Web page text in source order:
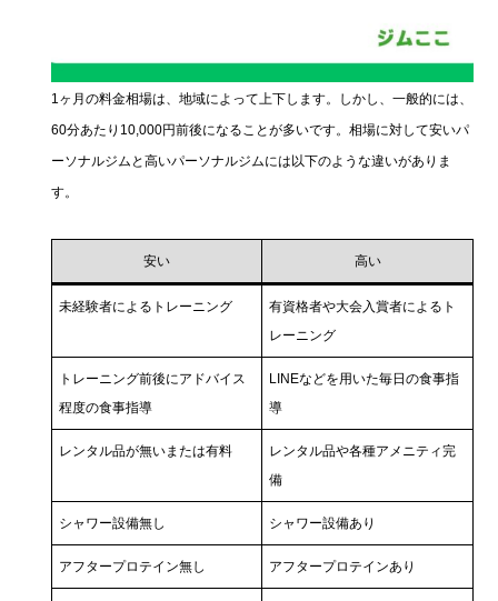
1ヶ月の料金相場は、地域によって上下します。しかし、一般的には、
60分あたり10,000円前後になることが多いです。相場に対して安いパ
ーソナルジムと高いパーソナルジムには以下のような違いがありま
す。
安い 高い
未経験者によるトレーニング
有資格者や大会入賞者によるト
レーニング
トレーニング前後にアドバイス
程度の食事指導
LINEなどを用いた毎日の食事指
導
レンタル品が無いまたは有料
レンタル品や各種アメニティ完
備
シャワー設備無し シャワー設備あり
アフタープロテイン無し アフタープロテインあり